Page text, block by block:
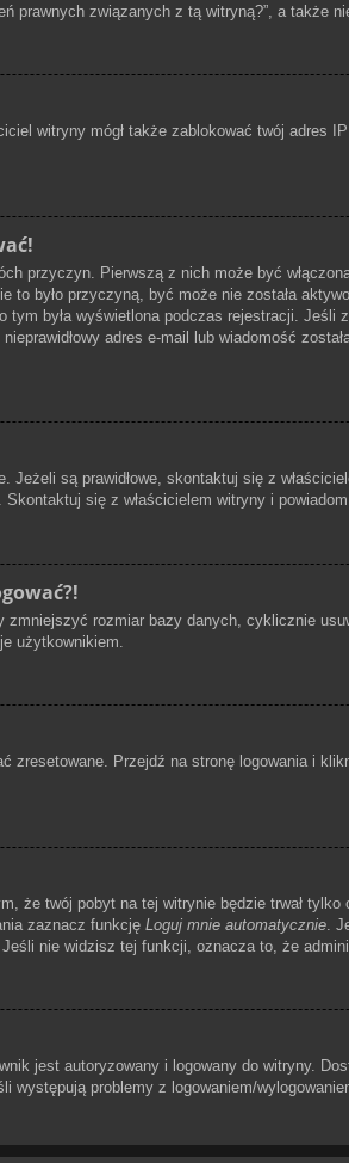
związanych z tą witryną?”, a także
witryny mógł także zablokować twój adres
przyczyn. Pierwszą z nich może być
było przyczyną, być może nie została
była wyświetlona podczas rejestracji. Jeśli
adres e-mail lub wiadomość
są prawidłowe, skontaktuj się z
się z właścicielem witryny i
zmniejszyć rozmiar bazy danych, cyklicznie
użytkownikiem.
Przejdź na stronę logowania i
że twój pobyt na tej witrynie będzie trwał
zaznacz funkcję Loguj mnie automatycznie .
nie widzisz tej funkcji, oznacza to, że
jest autoryzowany i logowany do witryny.
problemy z logowaniem/